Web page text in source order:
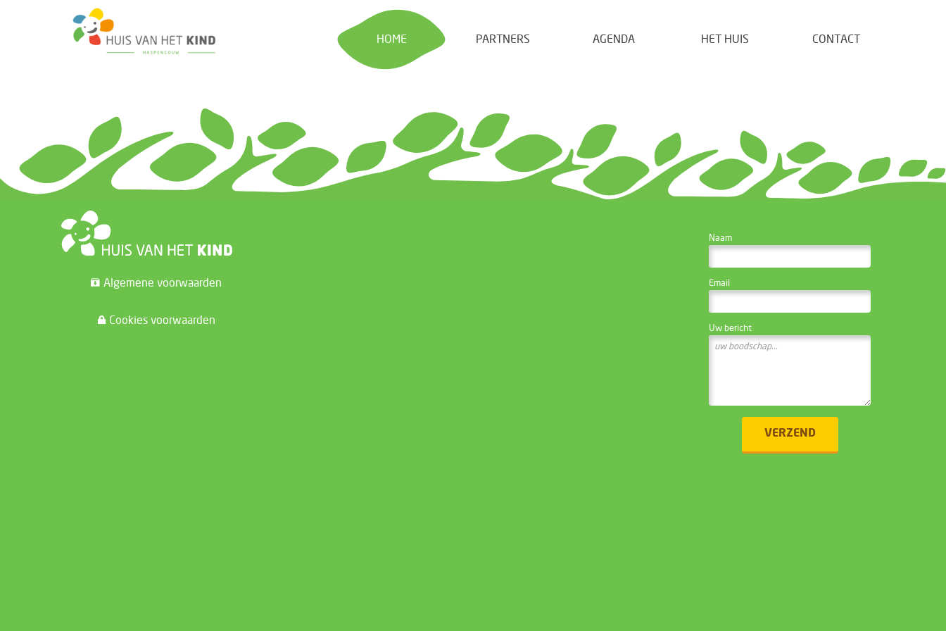
HOME PARTNERS AGENDA HET HUIS CONTACT
Algemene voorwaarden
Cookies voorwaarden
WEBSITE BEHEERDER
Naam
Email
Uw bericht
VERZEND